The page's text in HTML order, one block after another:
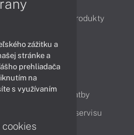
Produkty
doručenia a platby
Cenník servisu
zážitku a
stránke a
prehliadača
na
s využívaním